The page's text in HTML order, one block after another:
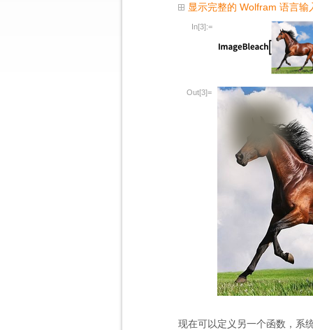
显示完整的 Wolfram 语言输
In[3]:=
Out[3]=
现在可以定义另一个函数，系